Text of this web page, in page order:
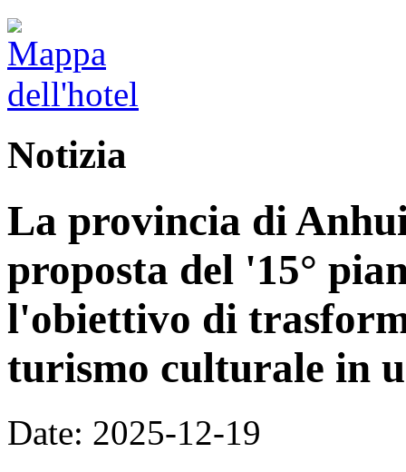
Notizia
La provincia di
proposta del '15°
l'obiettivo di
turismo culturale in
Date: 2025-12-19